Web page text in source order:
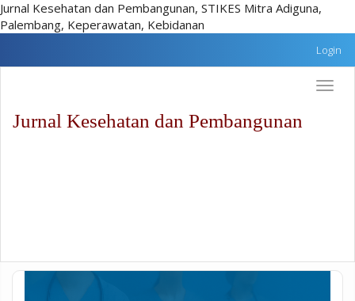
Jurnal Kesehatan dan Pembangunan, STIKES Mitra Adiguna,
Palembang, Keperawatan, Kebidanan
Navigasi
Login
Toggle
Jurnal Kesehatan dan Pembangunan